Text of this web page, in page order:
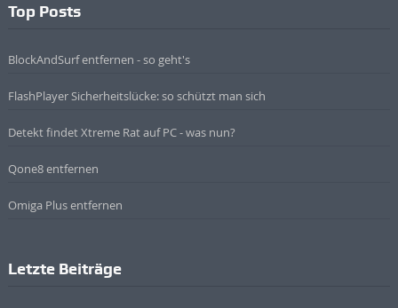
Top Posts
BlockAndSurf entfernen - so geht's
FlashPlayer Sicherheitslücke: so schützt man sich
Detekt findet Xtreme Rat auf PC - was nun?
Qone8 entfernen
Omiga Plus entfernen
Letzte Beiträge